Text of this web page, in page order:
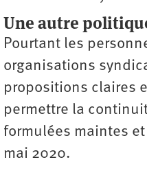
Une autre
Pourtant les
organisations
propositions claires
permettre la
formulées maintes
mai 2020.